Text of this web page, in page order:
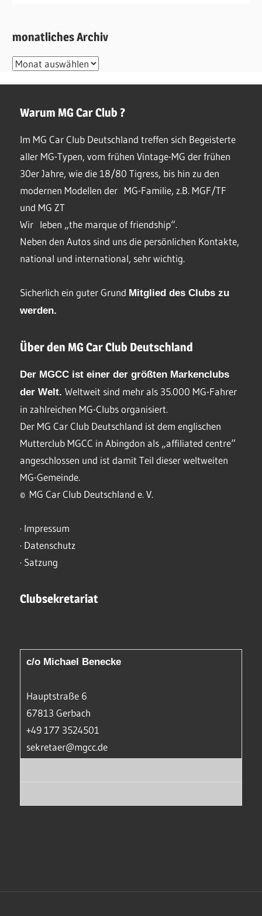
monatliches Archiv
monatliches
Warum MG Car Club ?
Im MG Car Club Deutschland treffen sich Begeisterte
aller MG-Typen, vom frühen Vintage-MG der frühen
30er Jahre, wie die 18/80 Tigress, bis hin zu den
modernen Modellen der MG-Familie, z.B. MGF/TF
und MG ZT
Wir leben „the marque of friendship“.
Neben den Autos sind uns die persönlichen Kontakte,
national und international, sehr wichtig.
Sicherlich ein guter Grund Mitglied des Clubs zu
werden.
Über den MG Car Club Deutschland
Der MGCC ist einer der größten Markenclubs
der Welt. Weltweit sind mehr als 35.000 MG-Fahrer
in zahlreichen MG-Clubs organisiert.
Der MG Car Club Deutschland ist dem englischen
Mutterclub MGCC in Abingdon als „affiliated centre“
angeschlossen und ist damit Teil dieser weltweiten
MG-Gemeinde.
© MG Car Club Deutschland e. V.
· Impressum
· Datenschutz
· Satzung
Clubsekretariat
c/o Michael Benecke
Hauptstraße 6
67813 Gerbach
+49 177 3524501
sekretaer@mgcc.de